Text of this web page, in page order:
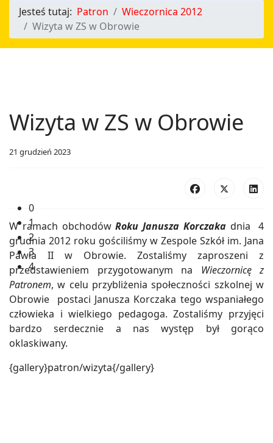
0
1
2
3
4
Jesteś tutaj: Patron
Wieczornica 2012
Wizyta w ZS w Obrowie
Wizyta w ZS w Obrowie
21 grudzień 2023
W ramach obchodówRoku Janusza Korczaka dnia 4
grudnia 2012 roku gościliśmy w Zespole Szkół im. Jana
Pawła II w Obrowie. Zostaliśmy zaproszeni z
przedstawieniem przygotowanym na Wieczornicę z
Patronem, w celu przybliżenia społeczności szkolnej w
Obrowie postaci Janusza Korczaka tego wspaniałego
człowieka i wielkiego pedagoga. Zostaliśmy przyjęci
bardzo serdecznie a nas występ był gorąco
oklaskiwany.
{gallery}patron/wizyta{/gallery}